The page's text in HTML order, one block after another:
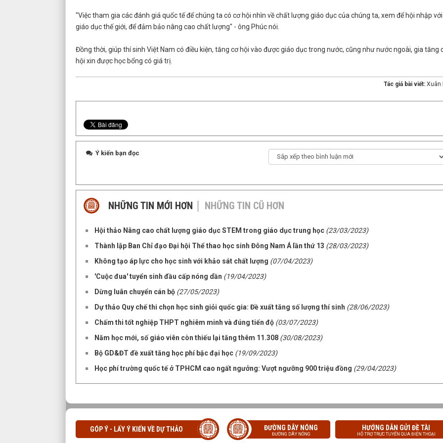
"Việc tham gia các đánh giá quốc tế để chúng ta có cơ hội nhìn về chất lượng giáo dục của chúng ta, xem để hội nhập với
giáo dục thế giới, để đảm bảo nâng cao chất lượng" - ông Phúc nói.
Đồng thời, giúp thí sinh Việt Nam có điều kiện, tăng cơ hội vào được giáo dục trong nước, cũng như nước ngoài, gia tăng
hội xin được học bổng có giá trị.
Tác giả bài viết: Xuân
Ý kiến bạn đọc
NHỮNG TIN MỚI HƠN NHỮNG TIN CŨ HƠN
Hội thảo Nâng cao chất lượng giáo dục STEM trong giáo dục trung học (23/03/2023)
Thành lập Ban Chỉ đạo Đại hội Thể thao học sinh Đông Nam Á lần thứ 13 (28/03/2023)
Không tạo áp lực cho học sinh với khảo sát chất lượng (07/04/2023)
'Cuộc đua' tuyển sinh đầu cấp nóng dần (19/04/2023)
Dừng luân chuyển cán bộ (27/05/2023)
Dự thảo Quy chế thi chọn học sinh giỏi quốc gia: Đề xuất tăng số lượng thí sinh (28/06/2023)
Chấm thi tốt nghiệp THPT nghiêm minh và đúng tiến độ (03/07/2023)
Năm học mới, số giáo viên còn thiếu lại tăng thêm 11.308 (30/08/2023)
Bộ GD&ĐT đề xuất tăng học phí bậc đại học (19/09/2023)
Học phí trường quốc tế ở TPHCM cao ngất ngưởng: Vượt ngưỡng 900 triệu đồng (29/04/2023)
GÓP Ý - LẤY Ý KIẾN VỀ DỰ THẢO ĐƯỜNG DÂY NÓNG
ĐƯỜNG DÂY NÓNG
HƯỚNG DẪN GỬI ĐỀ TÀI
HỖ TRỢ TRỰC TUYẾN QUA ĐIỆN THOẠI